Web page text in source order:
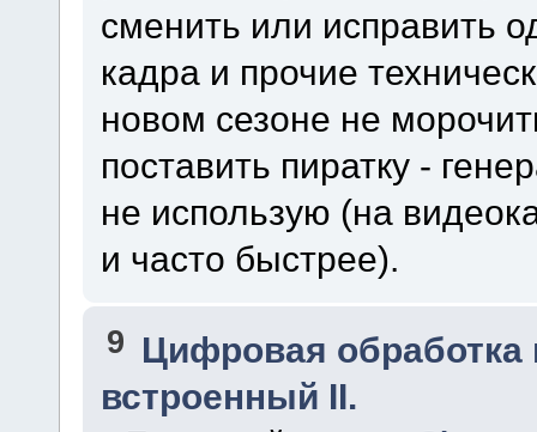
сменить или исправить
кадра и прочие
новом сезоне не
поставить пиратку -
не использую (на
и часто быстрее).
9 Цифровая обработка
встроенный II.